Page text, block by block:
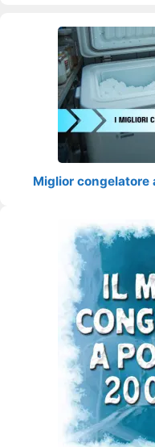
Miglior congelatore